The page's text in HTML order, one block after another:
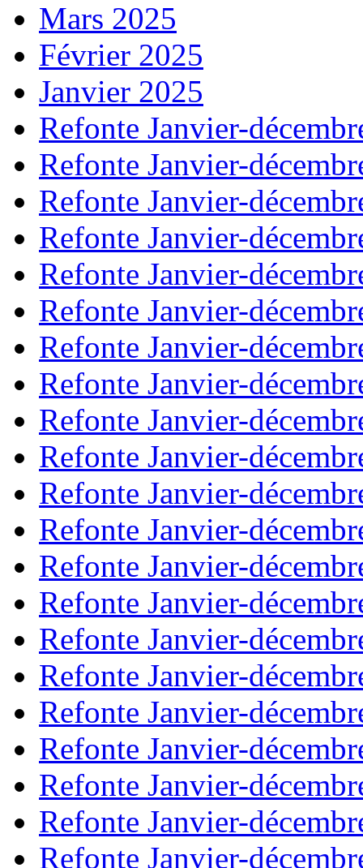
Mars 2025
Février 2025
Janvier 2025
Refonte Janvier-
Refonte Janvier-
Refonte Janvier-
Refonte Janvier-
Refonte Janvier-
Refonte Janvier-
Refonte Janvier-
Refonte Janvier-
Refonte Janvier-
Refonte Janvier-
Refonte Janvier-
Refonte Janvier-
Refonte Janvier-
Refonte Janvier-
Refonte Janvier-
Refonte Janvier-
Refonte Janvier-
Refonte Janvier-
Refonte Janvier-
Refonte Janvier-
Refonte Janvier-